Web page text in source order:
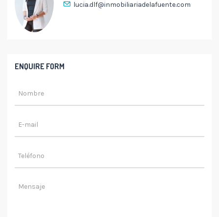
lucia.dlf@inmobiliariadelafuente.com
ENQUIRE FORM